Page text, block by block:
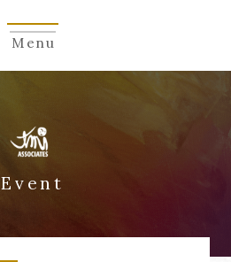
Menu
Event